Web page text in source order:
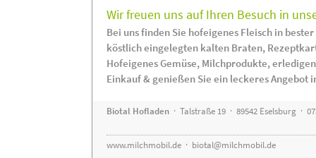
Wir freuen uns auf Ihren Besuch in
Bei uns finden Sie hofeigenes Fleisch in
köstlich eingelegten kalten Braten,
Hofeigenes Gemüse, Milchprodukte,
Einkauf & genießen Sie ein leckeres Angebot
Biotal Hofladen · Talstraße 19 · 89542 Eselsburg ·
www.milchmobil.de · biotal@milchmobil.de